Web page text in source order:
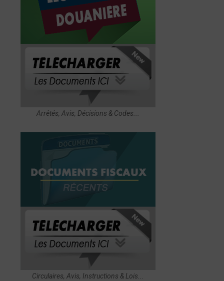
Arrêtés, Avis, Décisions & Codes...
Circulaires, Avis, Instructions & Lois...